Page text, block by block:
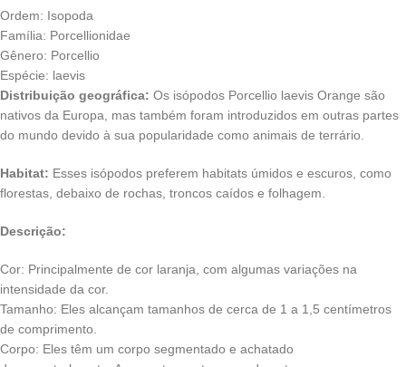
Ordem: Isopoda
Família: Porcellionidae
Gênero: Porcellio
Espécie: laevis
Distribuição geográfica: Os isópodos Porcellio laevis Orange são
nativos da Europa, mas também foram introduzidos em outras partes
do mundo devido à sua popularidade como animais de terrário.
Habitat: Esses isópodos preferem habitats úmidos e escuros, como
florestas, debaixo de rochas, troncos caídos e folhagem.
Descrição:
Cor: Principalmente de cor laranja, com algumas variações na
intensidade da cor.
Tamanho: Eles alcançam tamanhos de cerca de 1 a 1,5 centímetros
de comprimento.
Corpo: Eles têm um corpo segmentado e achatado